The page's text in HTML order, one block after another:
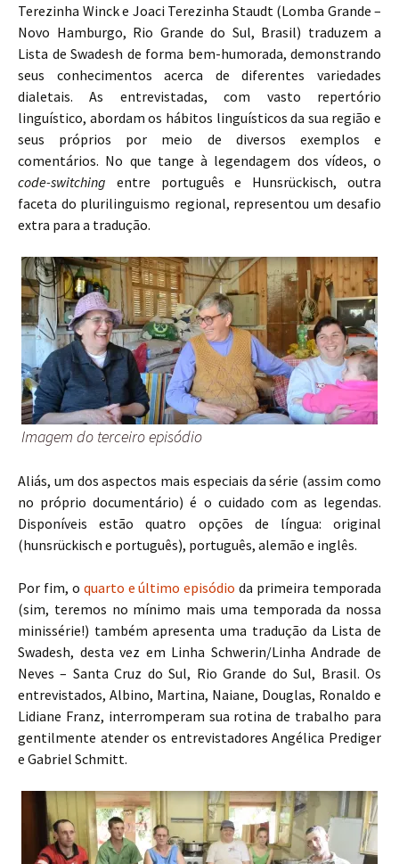
Terezinha Winck e Joaci Terezinha Staudt (Lomba Grande –
Novo Hamburgo, Rio Grande do Sul, Brasil) traduzem a
Lista de Swadesh de forma bem-humorada, demonstrando
seus conhecimentos acerca de diferentes variedades
dialetais. As entrevistadas, com vasto repertório
linguístico, abordam os hábitos linguísticos da sua região e
seus próprios por meio de diversos exemplos e
comentários. No que tange à legendagem dos vídeos, o
code-switching entre português e Hunsrückisch, outra
faceta do plurilinguismo regional, representou um desafio
extra para a tradução.
Imagem do terceiro episódio
Aliás, um dos aspectos mais especiais da série (assim como
no próprio documentário) é o cuidado com as legendas.
Disponíveis estão quatro opções de língua: original
(hunsrückisch e português), português, alemão e inglês.
Por fim, o quarto e último episódio da primeira temporada
(sim, teremos no mínimo mais uma temporada da nossa
minissérie!) também apresenta uma tradução da Lista de
Swadesh, desta vez em Linha Schwerin/Linha Andrade de
Neves – Santa Cruz do Sul, Rio Grande do Sul, Brasil. Os
entrevistados, Albino, Martina, Naiane, Douglas, Ronaldo e
Lidiane Franz, interromperam sua rotina de trabalho para
gentilmente atender os entrevistadores Angélica Prediger
e Gabriel Schmitt.